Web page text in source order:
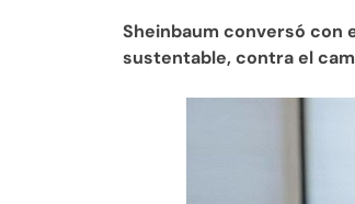
Sheinbaum conversó con
sustentable, contra el